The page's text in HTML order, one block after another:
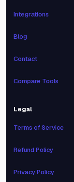
Integrations
Blog
Contact
Compare Tools
Legal
Terms of Service
Refund Policy
Privacy Policy